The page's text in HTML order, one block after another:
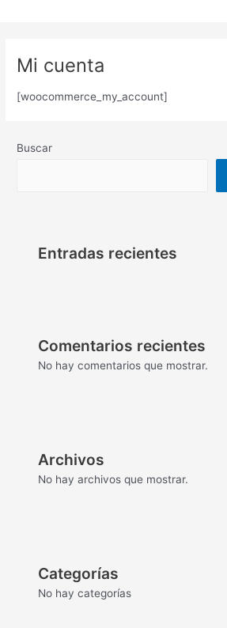
Mi cuenta
[woocommerce_my_account]
Buscar
Entradas recientes
Comentarios recientes
No hay comentarios que mostrar.
Archivos
No hay archivos que mostrar.
Categorías
No hay categorías